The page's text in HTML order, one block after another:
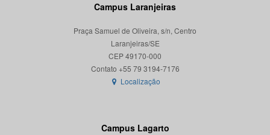
Campus Laranjeiras
Praça Samuel de Oliveira, s/n, Centro
Laranjeiras/SE
CEP 49170-000
Localização
Campus Lagarto